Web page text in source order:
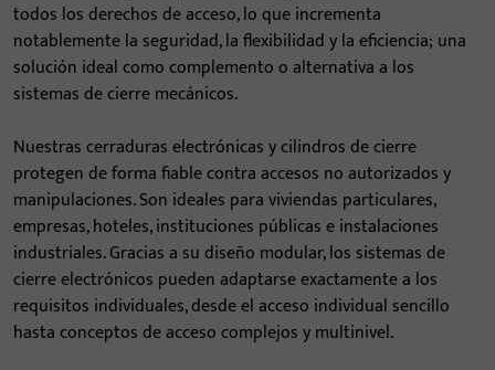
todos los derechos de acceso, lo que incrementa
notablemente la seguridad, la flexibilidad y la eficiencia; una
solución ideal como complemento o alternativa a los
sistemas de cierre mecánicos.
Nuestras cerraduras electrónicas y cilindros de cierre
protegen de forma fiable contra accesos no autorizados y
manipulaciones. Son ideales para viviendas particulares,
empresas, hoteles, instituciones públicas e instalaciones
industriales. Gracias a su diseño modular, los sistemas de
cierre electrónicos pueden adaptarse exactamente a los
requisitos individuales, desde el acceso individual sencillo
hasta conceptos de acceso complejos y multinivel.